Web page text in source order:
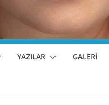
YAZILAR GALERİ